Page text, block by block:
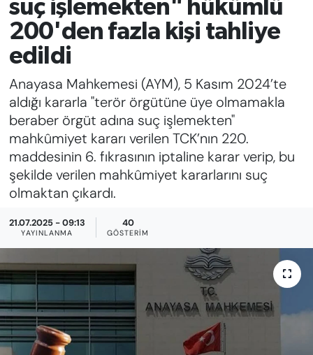
suç işlemekten" hükümlü
200'den fazla kişi tahliye
edildi
Anayasa Mahkemesi (AYM), 5 Kasım 2024’te
aldığı kararla "terör örgütüne üye olmamakla
beraber örgüt adına suç işlemekten"
mahkûmiyet kararı verilen TCK’nın 220.
maddesinin 6. fıkrasının iptaline karar verip, bu
şekilde verilen mahkûmiyet kararlarını suç
olmaktan çıkardı.
21.07.2025 - 09:13
YAYINLANMA
40
GÖSTERIM
FAYDALI BİLGİLER
GÜNDEM
EĞİTİM
KADIN
SAĞLIK
KÜLTÜR-SANAT
MAGAZİN
ÖZEL HABER
YAZAR KÖŞESİ
Süper Lig Puan Durumu ve Fikstür
Tüm Manşetler
Son Dakika Haberleri
Haber Arşivi